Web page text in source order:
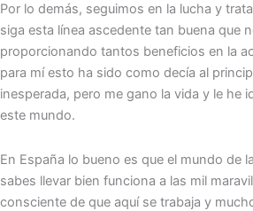
Por lo demás, seguimos en la lucha y
siga esta línea ascedente tan buena que
proporcionando tantos beneficios en la
para mí esto ha sido como decía al
inesperada, pero me gano la vida y le he
este mundo.
En España lo bueno es que el mundo de
sabes llevar bien funciona a las mil
consciente de que aquí se trabaja y